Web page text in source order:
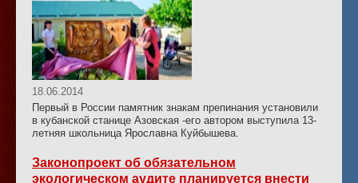
18.06.2014
Первый в России памятник знакам препинания установили
в кубанской станице Азовская -его автором выступила 13-
летняя школьница Ярославна Куйбышева.
Законопроект об обязательном
экологическом аудите планируется внести